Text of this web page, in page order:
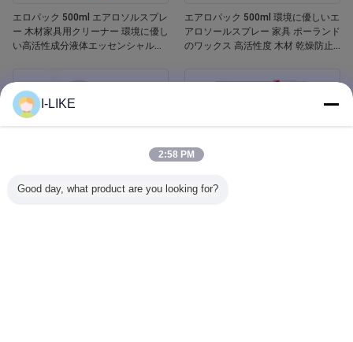
エロパック 500ml エアロソルスプレ
ー 木材家具用クリーナー 環境に優し
い高活性成分液体エッセンシャルオ
エアロパック 500ml 環境に優しいエ
アロソールスプレー 家具 ポーランド
のワックス 高活性度 木材 乾燥防止
I-LIKE
2:58 PM
Good day, what product are you looking for?